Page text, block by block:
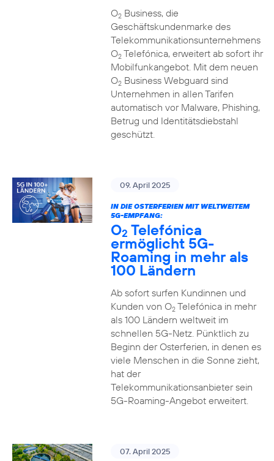
O2Business, die
Geschäftskundenmarke des
Telekommunikationsunternehmens
O2Telefónica, erweitert ab sofort ihr
Mobilfunkangebot. Mit dem neuen
O2Business Webguard sind
Unternehmen in allen Tarifen
automatisch vor Malware, Phishing,
Betrug und Identitätsdiebstahl
geschützt.
09. April 2025
IN DIE OSTERFERIEN MIT WELTWEITEM
5G-EMPFANG:
O2 Telefónica
ermöglicht 5G-
Roaming in mehr als
100 Ländern
Ab sofort surfen Kundinnen und
Kunden von O2Telefónica in mehr
als 100 Ländern weltweit im
schnellen 5G-Netz. Pünktlich zu
Beginn der Osterferien, in denen es
viele Menschen in die Sonne zieht,
hat der
Telekommunikationsanbieter sein
5G-Roaming-Angebot erweitert.
07. April 2025